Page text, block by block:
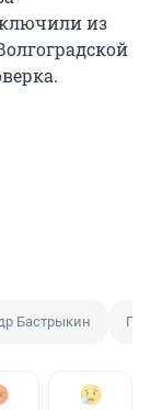
из
Бастрыкин